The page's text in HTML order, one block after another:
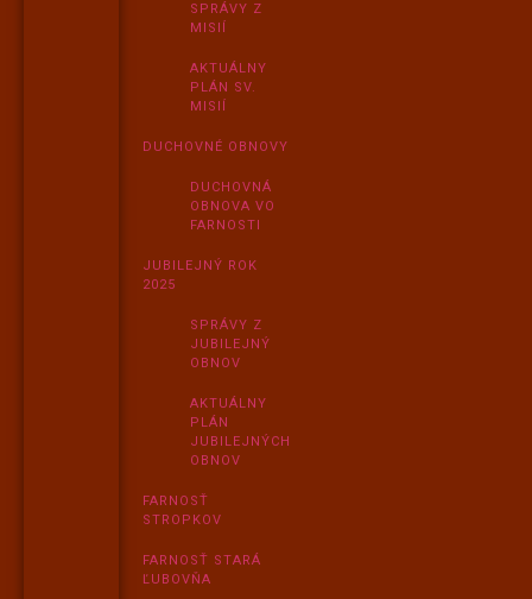
SPRÁVY Z
MISIÍ
AKTUÁLNY
PLÁN SV.
MISIÍ
DUCHOVNÉ OBNOVY
DUCHOVNÁ
OBNOVA VO
FARNOSTI
JUBILEJNÝ ROK
2025
SPRÁVY Z
JUBILEJNÝ
OBNOV
AKTUÁLNY
PLÁN
JUBILEJNÝCH
OBNOV
FARNOSŤ
STROPKOV
FARNOSŤ STARÁ
ĽUBOVŇA